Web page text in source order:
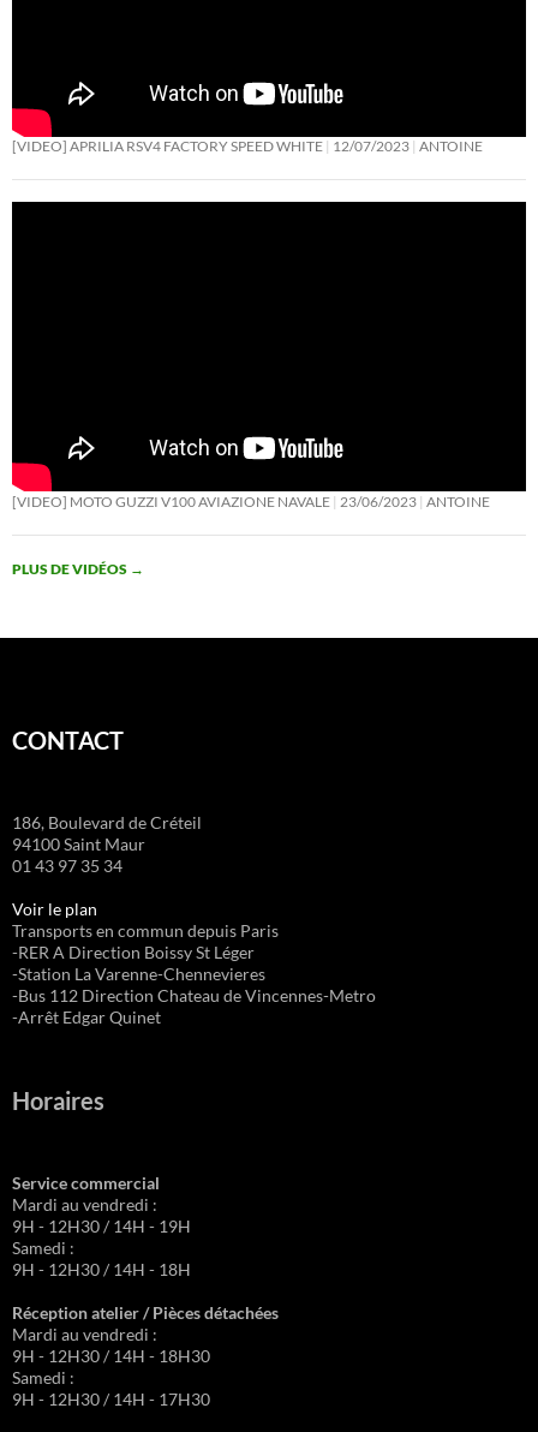
[VIDEO] APRILIA RSV4 FACTORY SPEED WHITE 12/07/2023 ANTOINE
[VIDEO] MOTO GUZZI V100 AVIAZIONE NAVALE 23/06/2023 ANTOINE
PLUS DE VIDÉOS →
CONTACT
186, Boulevard de Créteil
94100 Saint Maur
01 43 97 35 34
Voir le plan
Transports en commun depuis Paris
-RER A Direction Boissy St Léger
-Station La Varenne-Chennevieres
-Bus 112 Direction Chateau de Vincennes-Metro
-Arrêt Edgar Quinet
Horaires
Service commercial
Mardi au vendredi :
9H - 12H30 / 14H - 19H
Samedi :
9H - 12H30 / 14H - 18H
Réception atelier / Pièces détachées
Mardi au vendredi :
9H - 12H30 / 14H - 18H30
Samedi :
9H - 12H30 / 14H - 17H30